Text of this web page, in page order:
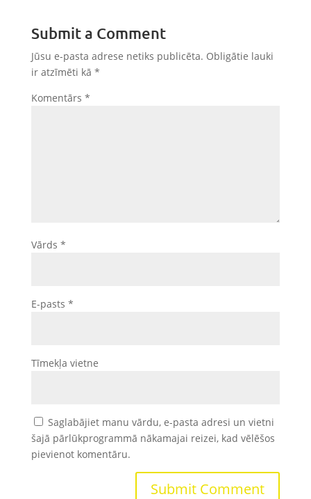
Submit a Comment
Jūsu e-pasta adrese netiks publicēta. Obligātie lauki
ir atzīmēti kā *
Komentārs *
Vārds *
E-pasts *
Tīmekļa vietne
Saglabājiet manu vārdu, e-pasta adresi un vietni
šajā pārlūkprogrammā nākamajai reizei, kad vēlēšos
pievienot komentāru.